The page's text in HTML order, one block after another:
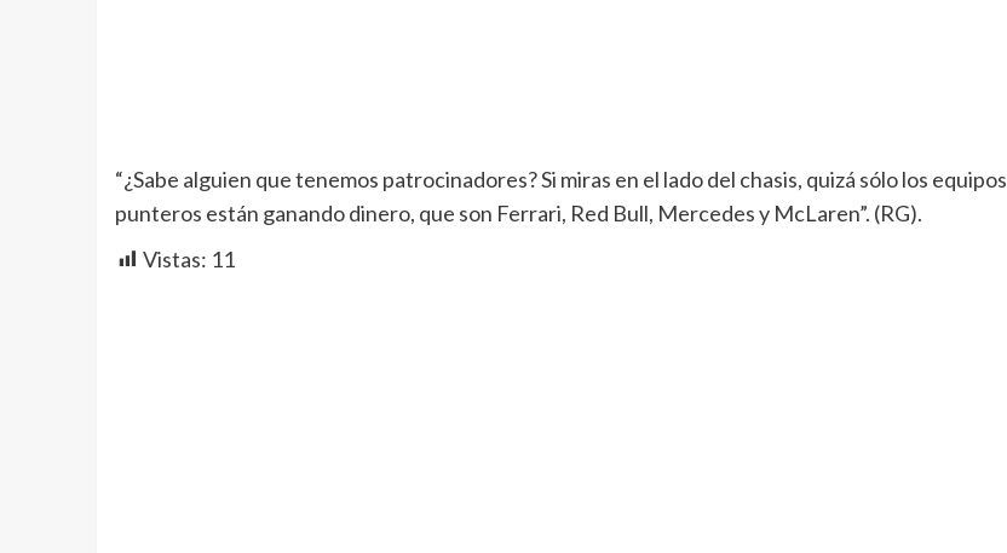
“¿Sabe alguien que tenemos patrocinadores? Si miras en el lado del chasis, quizá sólo los equipos
punteros están ganando dinero, que son Ferrari, Red Bull, Mercedes y McLaren”. (RG).
Vistas: 11